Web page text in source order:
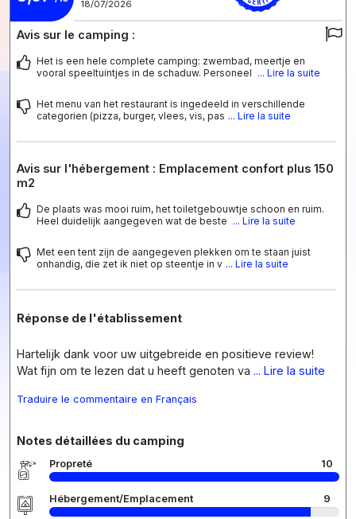
18/07/2026
Avis sur le camping :
Het is een hele complete camping: zwembad, meertje en
vooral speeltuintjes in de schaduw. Personeel ... Lire la suite
Het menu van het restaurant is ingedeeld in verschillende
categorien (pizza, burger, vlees, vis, pas ... Lire la suite
Avis sur l'hébergement : Emplacement confort plus 150
m2
De plaats was mooi ruim, het toiletgebouwtje schoon en ruim.
Heel duidelijk aangegeven wat de beste ... Lire la suite
Met een tent zijn de aangegeven plekken om te staan juist
onhandig, die zet ik niet op steentje in v ... Lire la suite
Réponse de l'établissement
Hartelijk dank voor uw uitgebreide en positieve review!
Wat fijn om te lezen dat u heeft genoten va ... Lire la suite
Traduire le commentaire en Français
Notes détaillées du camping
Propreté 10
Hébergement/Emplacement 9